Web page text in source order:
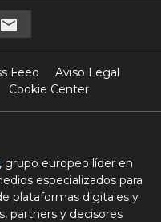
Feed
Aviso Legal
Cookie Center
, grupo europeo líder en
especializados para
plataformas digitales y
partners y decisores